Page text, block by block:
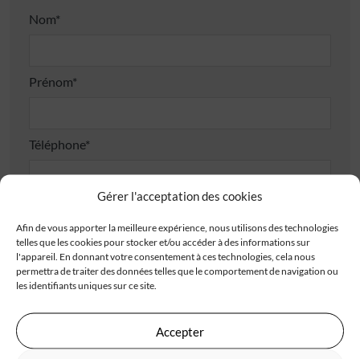
Gérer l'acceptation des cookies
Afin de vous apporter la meilleure expérience, nous utilisons des technologies
telles que les cookies pour stocker et/ou accéder à des informations sur
l'appareil. En donnant votre consentement à ces technologies, cela nous
permettra de traiter des données telles que le comportement de navigation ou
les identifiants uniques sur ce site.
Accepter
Nom*
Prénom*
Téléphone*
Adresse